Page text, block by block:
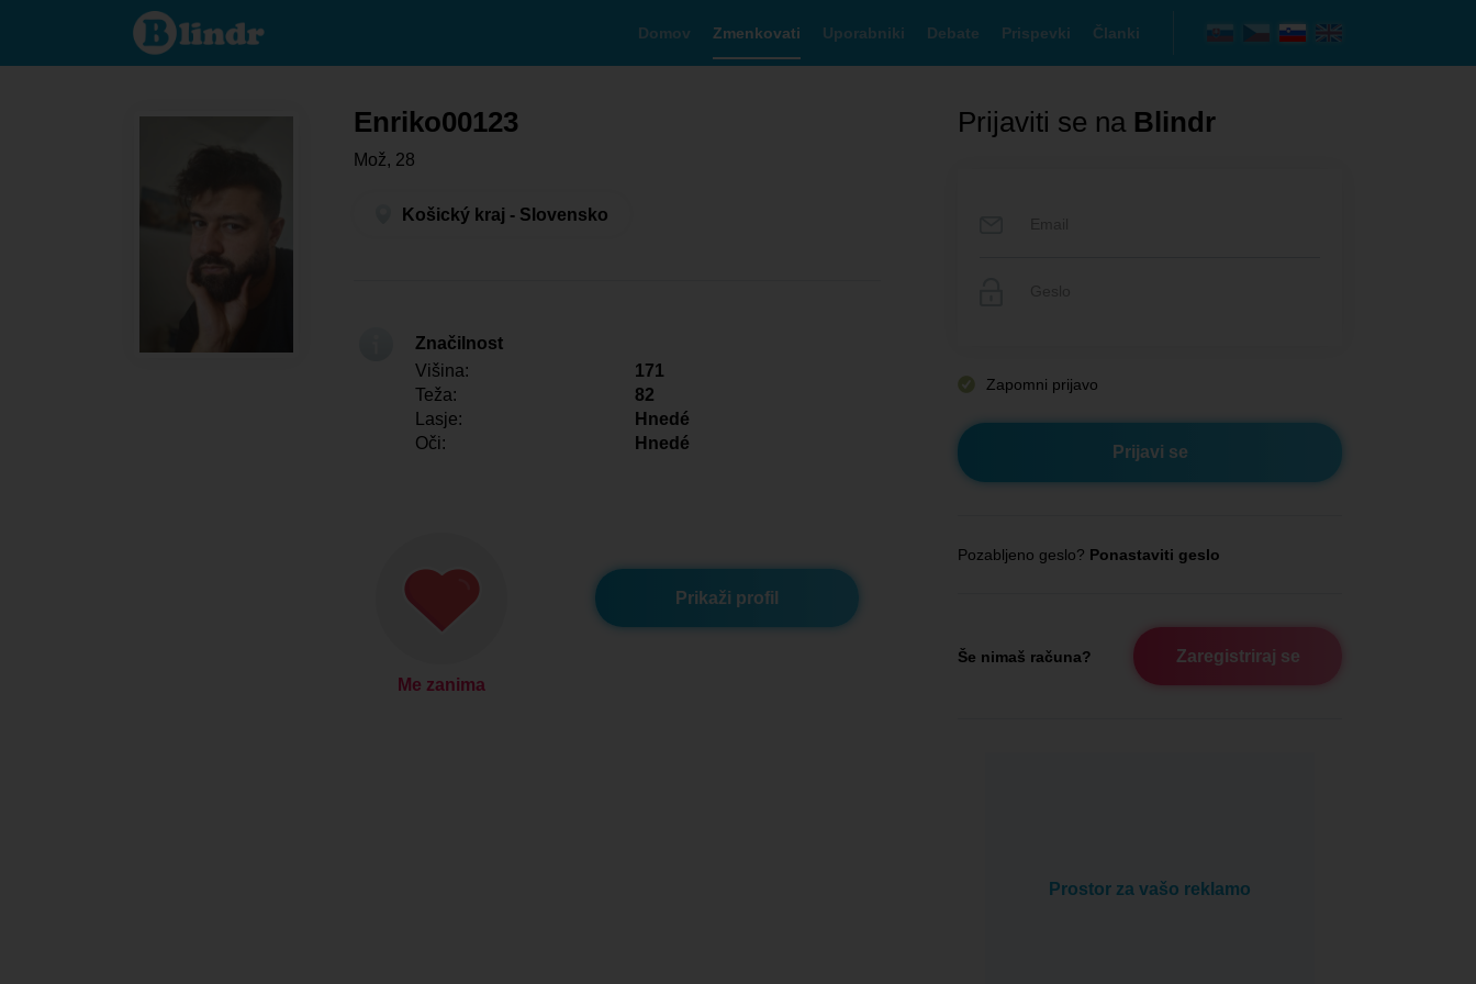
Enriko00123
- On išče
nekoga
Domov Zmenkovati Uporabniki Debate Prispevki Članki
Enriko00123
Mož, 28
Košický kraj - Slovensko
Značilnost
Višina:
171
Teža:
82
Lasje:
Hnedé
Oči:
Hnedé
Me zanima
Prikaži profil
Prijaviti se na Blindr
Zapomni prijavo
Pozabljeno geslo? Ponastaviti geslo
Še nimaš računa? Zaregistriraj se
Prostor za vašo reklamo